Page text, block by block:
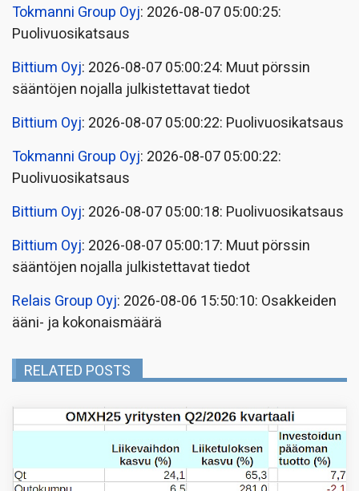
Tokmanni Group Oyj: 2026-08-07 05:00:25:
Puolivuosikatsaus
Bittium Oyj: 2026-08-07 05:00:24: Muut pörssin
sääntöjen nojalla julkistettavat tiedot
Bittium Oyj: 2026-08-07 05:00:22: Puolivuosikatsaus
Tokmanni Group Oyj: 2026-08-07 05:00:22:
Puolivuosikatsaus
Bittium Oyj: 2026-08-07 05:00:18: Puolivuosikatsaus
Bittium Oyj: 2026-08-07 05:00:17: Muut pörssin
sääntöjen nojalla julkistettavat tiedot
Relais Group Oyj: 2026-08-06 15:50:10: Osakkeiden
ääni- ja kokonaismäärä
RELATED POSTS